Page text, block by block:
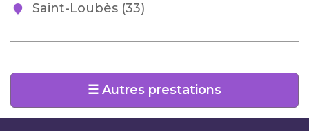
Saint-Loubès (33)
☰ Autres prestations